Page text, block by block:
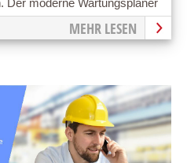
Der moderne Wartungsplaner
MEHR LESEN